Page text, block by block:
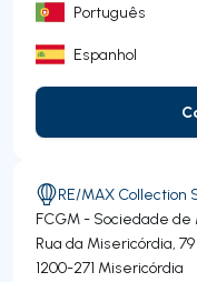
Português
Espanhol
RE/MAX Collection
FCGM - Sociedade de
Rua da Misericórdia, 79
1200-271 Misericórdia